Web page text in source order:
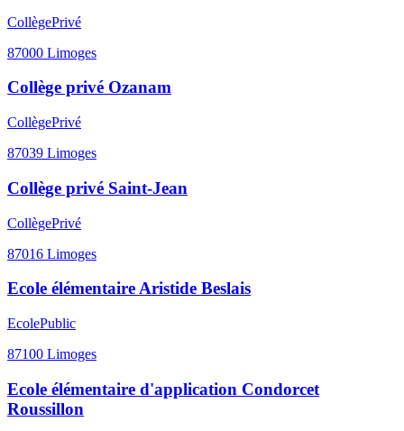
CollègePrivé
87000 Limoges
Collège privé Ozanam
CollègePrivé
87039 Limoges
Collège privé Saint-Jean
CollègePrivé
87016 Limoges
Ecole élémentaire Aristide Beslais
EcolePublic
87100 Limoges
Ecole élémentaire d'application Condorcet
Roussillon